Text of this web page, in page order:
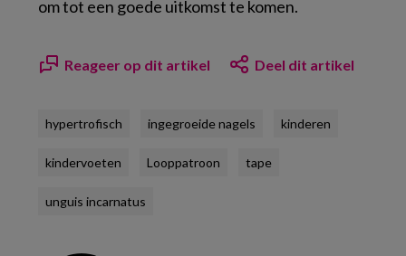
om tot een goede uitkomst te komen.
Reageer op dit artikel Deel dit artikel
hypertrofisch ingegroeide nagels kinderen
kindervoeten Looppatroon tape
unguis incarnatus